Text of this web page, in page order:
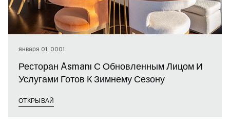
января 01, 0001
Ресторан Asmanı С Обновленным Лицом И
Услугами Готов К Зимнему Сезону
ОТКРЫВАЙ